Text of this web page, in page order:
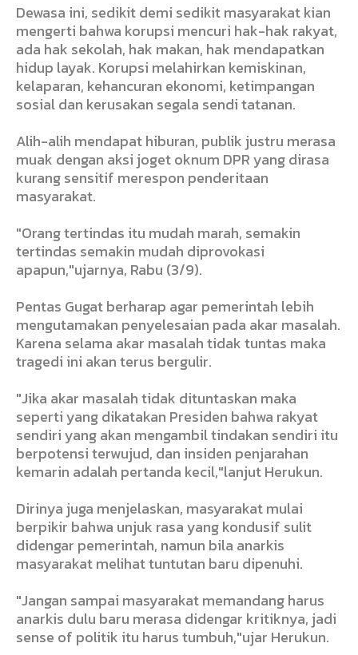
Dewasa ini, sedikit demi sedikit masyarakat kian
mengerti bahwa korupsi mencuri hak-hak rakyat,
ada hak sekolah, hak makan, hak mendapatkan
hidup layak. Korupsi melahirkan kemiskinan,
kelaparan, kehancuran ekonomi, ketimpangan
sosial dan kerusakan segala sendi tatanan.
Alih-alih mendapat hiburan, publik justru merasa
muak dengan aksi joget oknum DPR yang dirasa
kurang sensitif merespon penderitaan
masyarakat.
"Orang tertindas itu mudah marah, semakin
tertindas semakin mudah diprovokasi
apapun,"ujarnya, Rabu (3/9).
Pentas Gugat berharap agar pemerintah lebih
mengutamakan penyelesaian pada akar masalah.
Karena selama akar masalah tidak tuntas maka
tragedi ini akan terus bergulir.
"Jika akar masalah tidak dituntaskan maka
seperti yang dikatakan Presiden bahwa rakyat
sendiri yang akan mengambil tindakan sendiri itu
berpotensi terwujud, dan insiden penjarahan
kemarin adalah pertanda kecil,"lanjut Herukun.
Dirinya juga menjelaskan, masyarakat mulai
berpikir bahwa unjuk rasa yang kondusif sulit
didengar pemerintah, namun bila anarkis
masyarakat melihat tuntutan baru dipenuhi.
"Jangan sampai masyarakat memandang harus
anarkis dulu baru merasa didengar kritiknya, jadi
sense of politik itu harus tumbuh,"ujar Herukun.